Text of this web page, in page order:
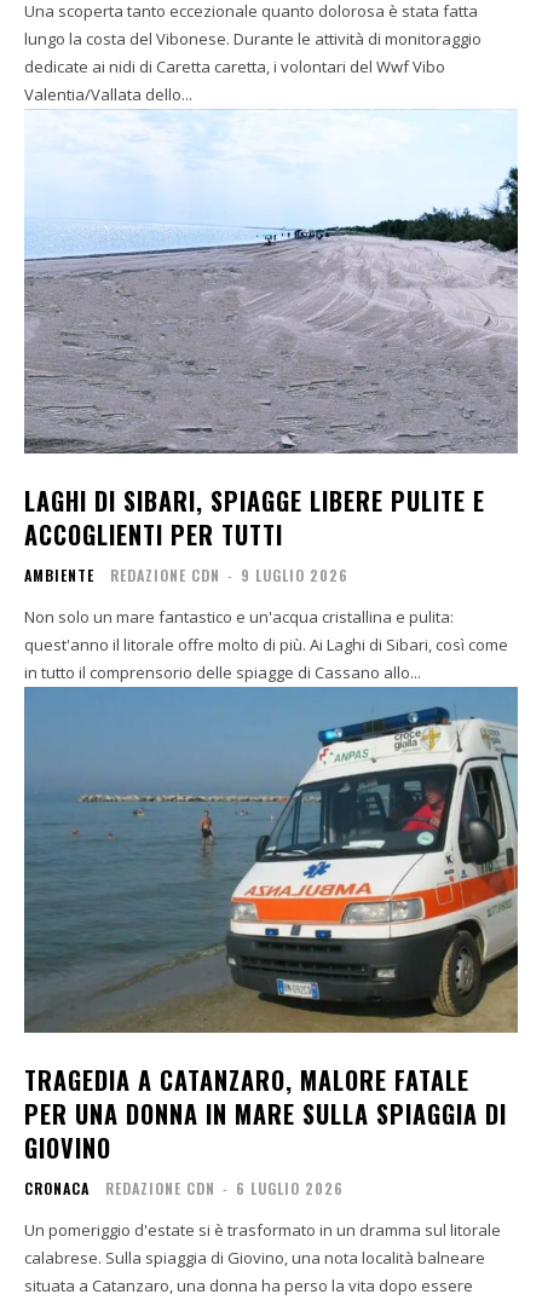
Una scoperta tanto eccezionale quanto dolorosa è stata fatta
lungo la costa del Vibonese. Durante le attività di monitoraggio
dedicate ai nidi di Caretta caretta, i volontari del Wwf Vibo
Valentia/Vallata dello...
LAGHI DI SIBARI, SPIAGGE LIBERE PULITE E
ACCOGLIENTI PER TUTTI
AMBIENTE REDAZIONE CDN - 9 LUGLIO 2026
Non solo un mare fantastico e un'acqua cristallina e pulita:
quest'anno il litorale offre molto di più. Ai Laghi di Sibari, così come
in tutto il comprensorio delle spiagge di Cassano allo...
TRAGEDIA A CATANZARO, MALORE FATALE
PER UNA DONNA IN MARE SULLA SPIAGGIA DI
GIOVINO
CRONACA REDAZIONE CDN - 6 LUGLIO 2026
Un pomeriggio d'estate si è trasformato in un dramma sul litorale
calabrese. Sulla spiaggia di Giovino, una nota località balneare
situata a Catanzaro, una donna ha perso la vita dopo essere